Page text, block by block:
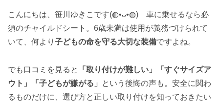
こんにちは、笹川ゆきこです(◍•ᴗ•◍) 車に乗せるなら必
須のチャイルドシート。6歳未満は使用が義務づけられて
いて、何より 子どもの命を守る大切な装備ですよね。
でも口コミを見ると
「取り付けが難しい」「すぐサイズア
ウト」「子どもが嫌がる」
という後悔の声も。安全に関わ
るものだけに、選び方と正しい取り付けを知っておきたい